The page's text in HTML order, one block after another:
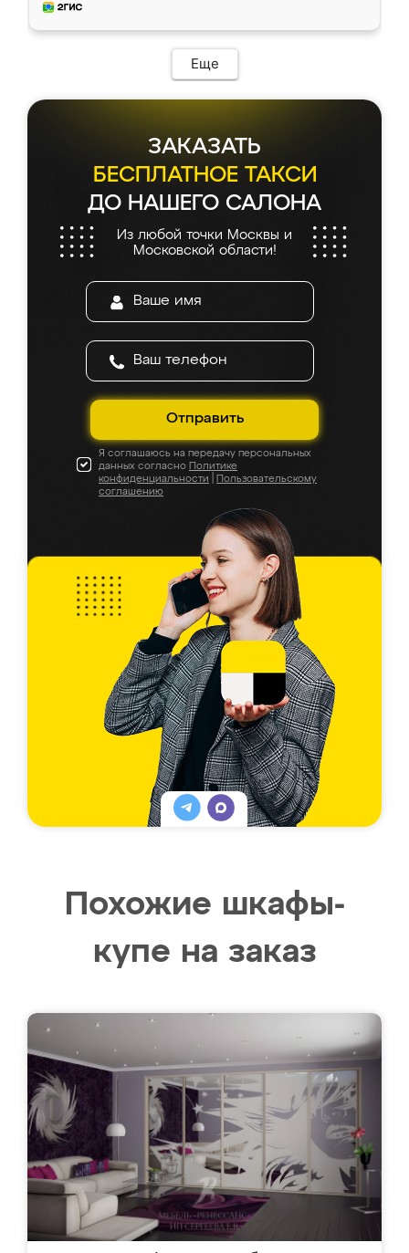
и снял размеры. Изготовили в срок, с
мебель сразу встала на свое место без
каких-либо доработок. Качеством осталась
довольна, все выглядит так, как и ожидала.
Еще
ЗАКАЗАТЬ
БЕСПЛАТНОЕ ТАКСИ
ДО НАШЕГО САЛОНА
Из любой точки Москвы и
Московской области!
Отправить
Я соглашаюсь на передачу персональных
данных согласно Политике
конфиденциальности
Пользовательскому
соглашению
Похожие шкафы-
купе на заказ